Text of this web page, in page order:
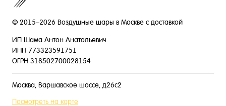
© 2015–2026 Воздушные шары в Москве с доставкой
ИП Шама Антон Анатольевич
ИНН 773323591751
ОГРН 318502700028154
Москва, Варшавское шоссе, д26с2
Посмотреть на карте